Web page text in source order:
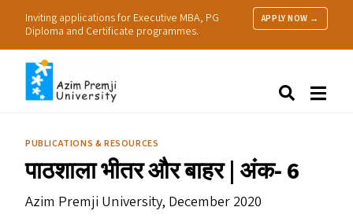
Inviting applications for Executive MBA, PG
Diploma and Certificate programmes.
APPLY NOW →
Research
Practice
PUBLICATIONS & RESOURCES
पाठशाला भीतर और बाहर | अंक‑ 6
Azim Premji University, December 2020